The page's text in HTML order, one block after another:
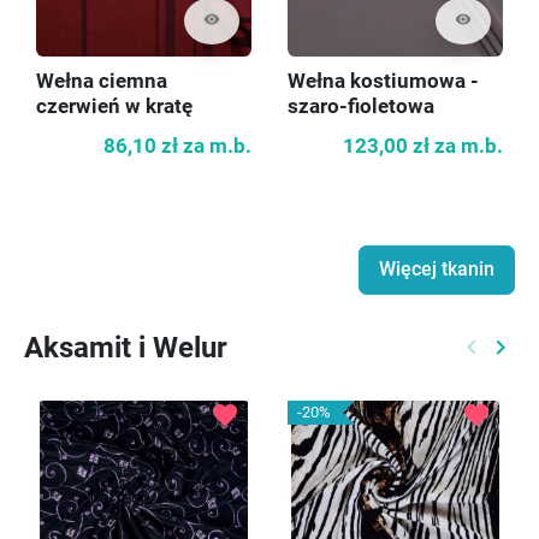
visibility
Wełna ciemna
czerwień w kratę
86,10 zł za m.b.
visibility
Wełna kostiumowa -
szaro-fioletowa
123,00 zł za m.b.
Więcej tkanin
Aksamit i Welur keyboard_arrow_left keyboard_arrow_right
favorite -20% favorite